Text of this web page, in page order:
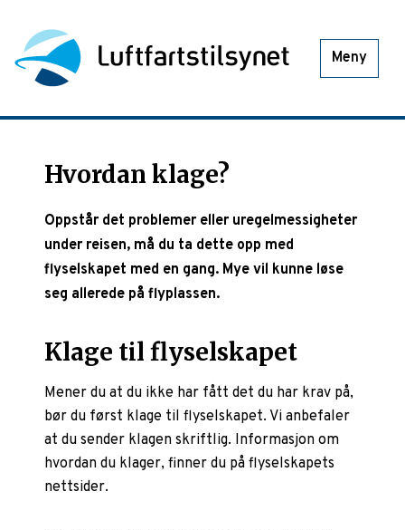
Meny
Hvordan klage?
Oppstår det problemer eller uregelmessigheter
under reisen, må du ta dette opp med
flyselskapet med en gang. Mye vil kunne løse
seg allerede på flyplassen.
Klage til flyselskapet
Mener du at du ikke har fått det du har krav på,
bør du først klage til flyselskapet. Vi anbefaler
at du sender klagen skriftlig. Informasjon om
hvordan du klager, finner du på flyselskapets
nettsider.